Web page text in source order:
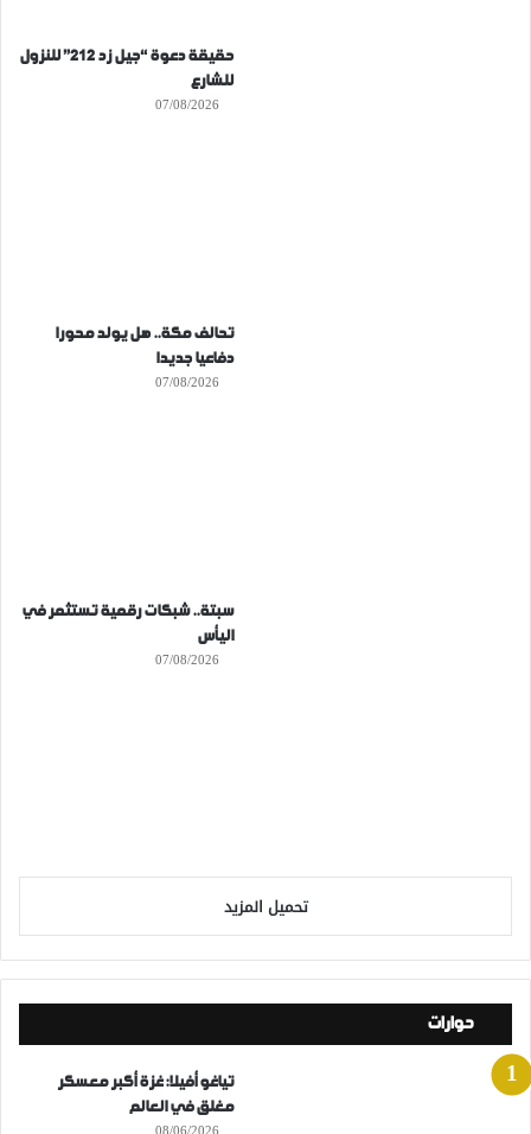
حقيقة دعوة “جيل زد 212” للنزول
للشارع
07/08/2026
تحالف مكة.. هل يولد محورا
دفاعيا جديدا
07/08/2026
سبتة.. شبكات رقمية تستثمر في
اليأس
07/08/2026
تحميل المزيد
حوارات
تياغو أفيلا: غزة أكبر معسكر
مغلق في العالم